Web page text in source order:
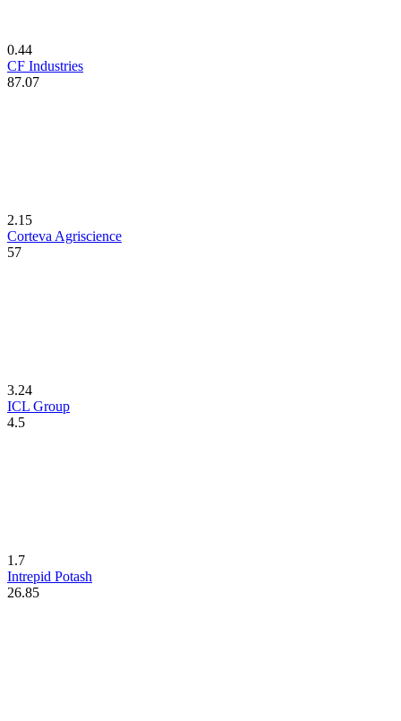
0.44
CF Industries
87.07
2.15
Corteva Agriscience
57
3.24
ICL Group
4.5
1.7
Intrepid Potash
26.85